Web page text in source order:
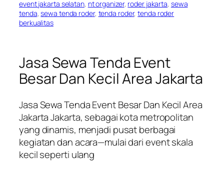
event jakarta selatan, nt organizer, roder jakarta, sewa
tenda, sewa tenda roder, tenda roder, tenda roder
berkualitas
Jasa Sewa Tenda Event
Besar Dan Kecil Area Jakarta
Jasa Sewa Tenda Event Besar Dan Kecil Area
Jakarta Jakarta, sebagai kota metropolitan
yang dinamis, menjadi pusat berbagai
kegiatan dan acara—mulai dari event skala
kecil seperti ulang